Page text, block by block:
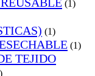
(1)
(1)
(1)
TEJIDO